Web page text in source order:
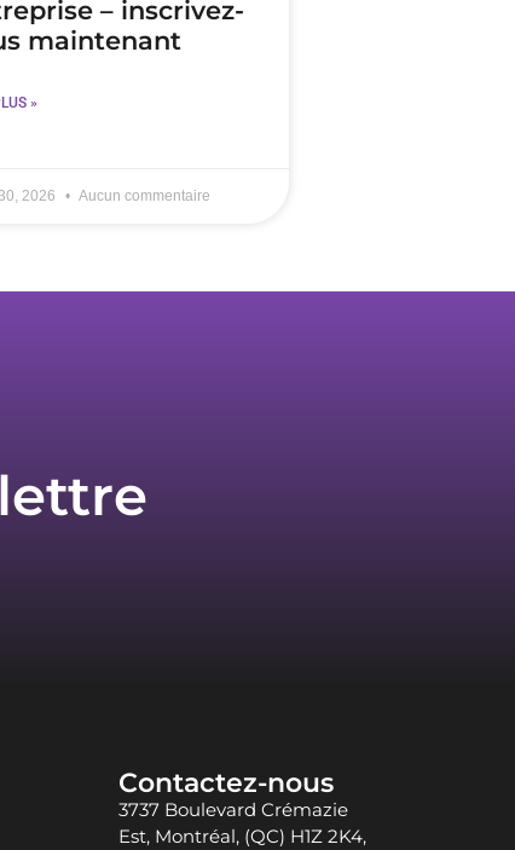
– inscrivez-
maintenant
»
2026 Aucun commentaire
Contactez-nous
3737 Boulevard Crémazie
Est, Montréal, (QC) H1Z 2K4,